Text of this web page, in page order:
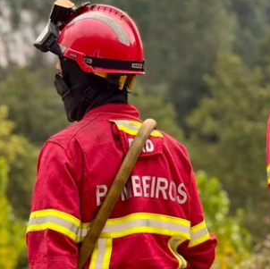
uma enorme gravidade" a
o Tribunal Constitucional o
tratar-se de "uma
da República anunciou que
a fiscalização preventiva do
e retorno de estrangeiros,
a abstenção do Chega.
esta decisão, o Presidente da
combater a imigração ilegal e